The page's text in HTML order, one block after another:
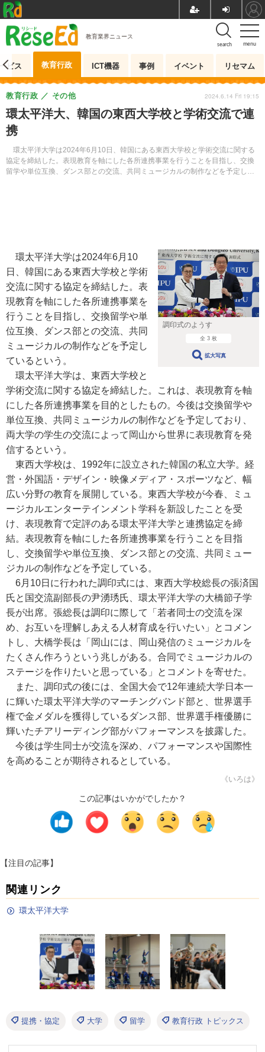
menu
search
教育業界ニュース
ビス 教育行政 ICT機器 事例 イベント リセマム
環太平洋大、韓国の東西大学校と学術交流で連
携
環太平洋大学は2024年6月10日、韓国にある東西大学校と学術交流に関する
協定を締結した。表現教育を軸にした各所連携事業を行うことを目指し、交換
留学や単位互換、ダンス部との交流、共同ミュージカルの制作などを予定して
教育行政 その他 2024.6.14 Fri 19:15
調印式のようす
全 3 枚
拡大写真
環太平洋大学は2024年6月10
日、韓国にある東西大学校と学術
交流に関する協定を締結した。表
現教育を軸にした各所連携事業を
行うことを目指し、交換留学や単
位互換、ダンス部との交流、共同
ミュージカルの制作などを予定し
ているという。
環太平洋大学は、東西大学校と
学術交流に関する協定を締結した。これは、表現教育を軸
にした各所連携事業を目的としたもの。今後は交換留学や
単位互換、共同ミュージカルの制作などを予定しており、
両大学の学生の交流によって岡山から世界に表現教育を発
信するという。
東西大学校は、1992年に設立された韓国の私立大学。経
営・外国語・デザイン・映像メディア・スポーツなど、幅
広い分野の教育を展開している。東西大学校が今春、ミュ
ージカルエンターテインメント学科を新設したことを受
け、表現教育で定評のある環太平洋大学と連携協定を締
結。表現教育を軸にした各所連携事業を行うことを目指
し、交換留学や単位互換、ダンス部との交流、共同ミュー
ジカルの制作などを予定している。
6月10日に行われた調印式には、東西大学校総長の張済国
氏と国交流副部長の尹湧琇氏、環太平洋大学の大橋節子学
長が出席。張総長は調印に際して「若者同士の交流を深
め、お互いを理解しあえる人材育成を行いたい」とコメン
トし、大橋学長は「岡山には、岡山発信のミュージカルを
たくさん作ろうという兆しがある。合同でミュージカルの
ステージを作りたいと思っている」とコメントを寄せた。
また、調印式の後には、全国大会で12年連続大学日本一
に輝いた環太平洋大学のマーチングバンド部と、世界選手
権で金メダルを獲得しているダンス部、世界選手権優勝に
輝いたチアリーディング部がパフォーマンスを披露した。
今後は学生同士が交流を深め、パフォーマンスや国際性
を高めることが期待されるとしている。
《いろは》
この記事はいかがでしたか？
【注目の記事】
関連リンク
環太平洋大学
提携・協定 大学 留学 教育行政 トピックス